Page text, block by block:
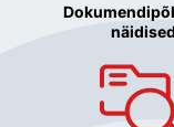
näidised